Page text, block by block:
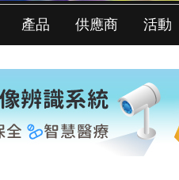
產品 供應商 活動